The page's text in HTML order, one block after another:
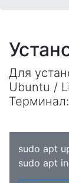
Для
Ubuntu /
Терминал:
sudo apt
sudo apt